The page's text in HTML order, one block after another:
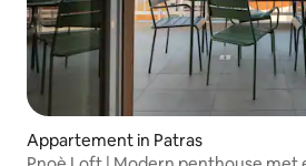
Appartement in Patras